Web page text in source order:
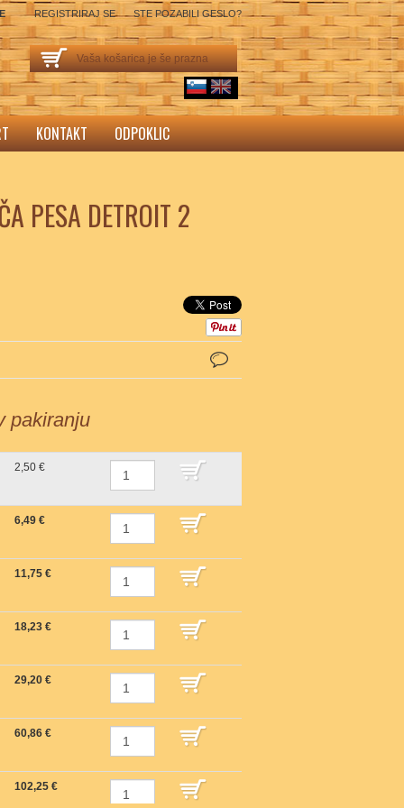
sl English
REGISTRIRAJ SE STE POZABILI GESLO?
Vaša košarica je še prazna
KONTAKT ODPOKLIC
PESA DETROIT 2
pakiranju
2,50 € DODAJ V KOŠARICO
6,49 € DODAJ V KOŠARICO
11,75 € DODAJ V KOŠARICO
18,23 € DODAJ V KOŠARICO
29,20 € DODAJ V KOŠARICO
60,86 € DODAJ V KOŠARICO
102,25 €DODAJ V KOŠARICO